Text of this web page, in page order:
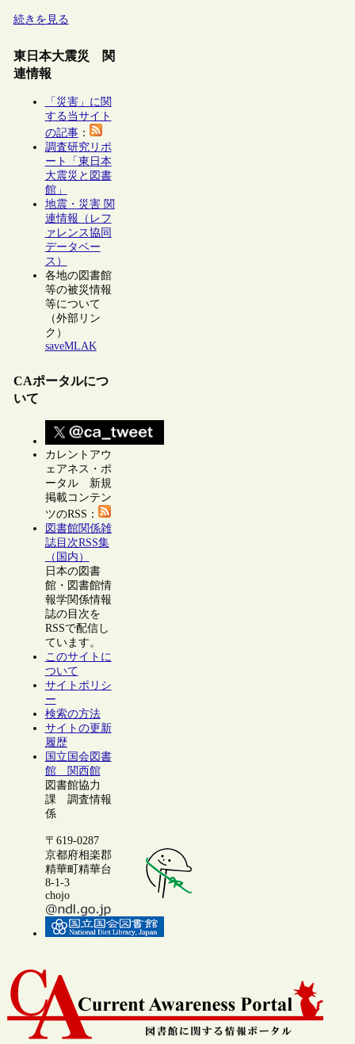
続きを見る
東日本大震災 関
連情報
「災害」に関
する当サイト
の記事：
調査研究リポ
ート「東日本
大震災と図書
館」
地震・災害 関
連情報（レフ
ァレンス協同
データベー
ス）
各地の図書館
等の被災情報
等について
（外部リン
ク）
saveMLAK
CAポータルにつ
いて
カレントアウ
ェアネス・ポ
ータル 新規
掲載コンテン
ツのRSS：
図書館関係雑
誌目次RSS集
（国内）
日本の図書
館・図書館情
報学関係情報
誌の目次を
RSSで配信し
ています。
このサイトに
ついて
サイトポリシ
ー
検索の方法
サイトの更新
履歴
国立国会図書
館 関西館
図書館協力
課 調査情報
係
〒619-0287
京都府相楽郡
精華町精華台
8-1-3
chojo